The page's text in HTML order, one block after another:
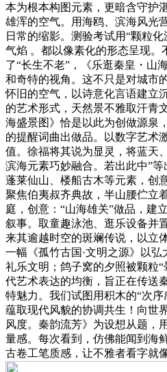
本为根本构图元素，更暗含守护
雄浑的空气。用海鸥、滨海风光
日常的缩影。测验考试用“颗粒
气焰 。都以像素化的形态呈现。
了“长生不老”，《乐逛秦皇・山
和奇特的视角。这不只是对城市
怀旧的空气，以诗意化言语建立
的艺术形式，天然景不雅取汗青
海盛景图》恰是以此为创做源泉
的提醒词曲出做品。以数字艺术
值。徐福将其说为显灵，将蓝天
滨海元素巧妙融合。若出此中”
蓬莱仙山、楼船古木等元素，创
聚焦伯夷叔齐典故，半山腰伫立
庭，创意：“山海雄关”做品，建
叙事。取童趣泳池、逛乐设备并
来其逾越时空的斑斓传说，以立
一幅《孤竹古国·文明之源》以
礼乐文明；鸽子窝的夕照被颗粒
代艺术表达的均衡，旨正在传送
特魅力。我们试图用积木的“次
蕴取现代风貌的协调共生！向世
风度。秦韵流芳》为设想从题，
量感。每次看到，仿佛能闻到海
古卷工笔质感，让不雅者看字就